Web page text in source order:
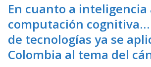
En cuanto a
computación
de tecnologías ya se
Colombia al tema del